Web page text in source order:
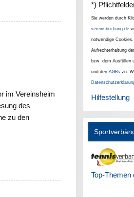
im Vereinsheim
des
zu den
*)
Sie werden durch
vereinsbuchung.de
notwendige
Aufrechterhaltung
bzw. dem Ausfüllen
und den AGBszu.
Hilfestellung
Top-Themen